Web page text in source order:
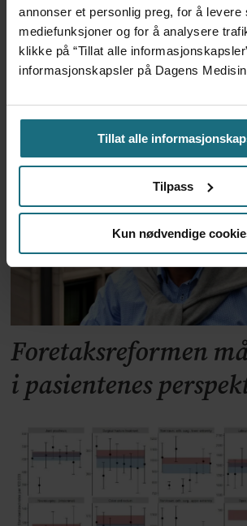
annonser et personlig preg, for å levere
mediefunksjoner og for å analysere
klikke på “Tillat alle
informasjonskapsler på Dagens
Tillat alle
Tilpass
Kun nødvendige
Kliniske studier
til land bare fordi de
forskning
Foretaksreformen
i pasientenes